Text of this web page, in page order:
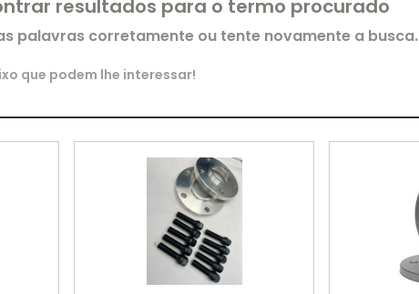
resultados para o termo procurado
palavras corretamente ou tente novamente a busca.
que podem lhe interessar!